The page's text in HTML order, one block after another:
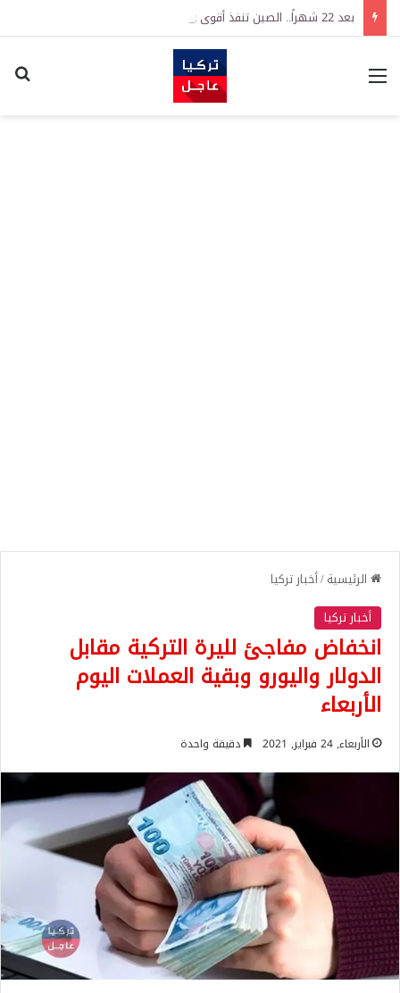
القائمة
الرئيسية/أخبار تركيا
أخبار تركيا
انخفاض مفاجئ لليرة التركية مقابل
الدولار واليورو وبقية العملات اليوم
الأربعاء
الأربعاء, 24 فبراير, 2021 دقيقة واحدة